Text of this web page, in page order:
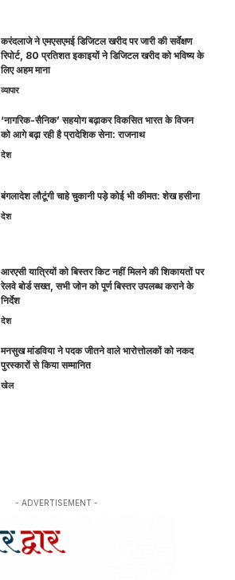
करंदलाजे ने एमएसएमई डिजिटल खरीद पर जारी की सर्वेक्षण
रिपोर्ट, 80 प्रतिशत इकाइयों ने डिजिटल खरीद को भविष्य के
लिए अहम माना
व्यापार
‘नागरिक-सैनिक’ सहयोग बढ़ाकर विकसित भारत के विजन
को आगे बढ़ा रही है प्रादेशिक सेना: राजनाथ
देश
बंगलादेश लौटूंगी चाहे चुकानी पड़े कोई भी कीमत: शेख हसीना
देश
आरएसी यात्रियों को बिस्तर किट नहीं मिलने की शिकायतों पर
रेलवे बोर्ड सख्त, सभी जोन को पूर्ण बिस्तर उपलब्ध कराने के
निर्देश
देश
मनसुख मांडविया ने पदक जीतने वाले भारोत्तोलकों को नकद
पुरस्कारों से किया सम्मानित
खेल
- ADVERTISEMENT -